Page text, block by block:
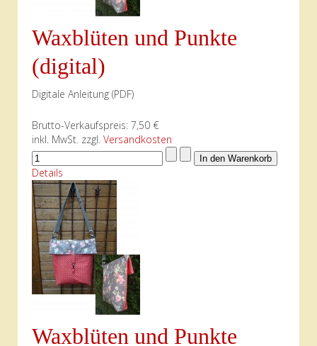
Waxblüten und Punkte
(digital)
Digitale Anleitung (PDF)
Brutto-Verkaufspreis: 7,50 €
inkl. MwSt. zzgl. Versandkosten
Details
Waxblüten und Punkte